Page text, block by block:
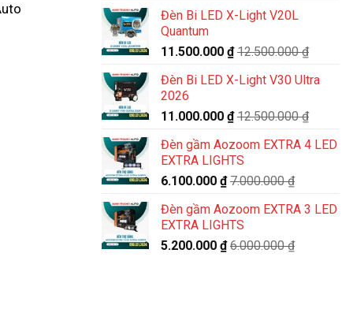
Đèn Bi LED X-Light V20L
Quantum
11.500.000 ₫ 12.500.000₫
Đèn Bi LED X-Light V30 Ultra
2026
11.000.000 ₫ 12.500.000₫
Đèn gầm Aozoom EXTRA 4 LED
EXTRA LIGHTS
6.100.000 ₫ 7.000.000₫
Đèn gầm Aozoom EXTRA 3 LED
EXTRA LIGHTS
5.200.000 ₫ 6.000.000₫